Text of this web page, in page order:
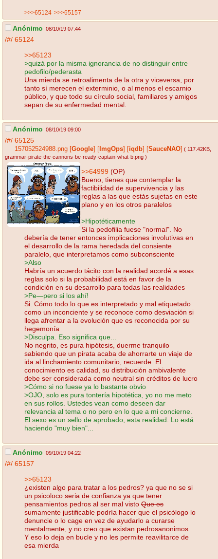
>>>65124 >>>65157
Anónimo 08/10/19 07:44
/#/ 65124
>>65123
>quizá por la misma ignorancia de no distinguir entre
pedofilo/pederasta
Una mierda se retroalimenta de la otra y viceversa, por
tanto sí merecen el exterminio, o al menos el escarnio
público, y que todo su círculo social, familiares y amigos
sepan de su enfermedad mental.
Anónimo 08/10/19 09:00
/#/ 65125
157052524988.png Google ImgOps iqdb SauceNAO ( 117.42KB
grammar-pirate-the-cannons-be-ready-captain-what-b.png )
>>64999 (OP)
Bueno, tienes que contemplar la
factibilidad de supervivencia y las
reglas a las que estás sujetas en este
plano y en los otros paralelos
>Hipotéticamente
Si la pedofilia fuese "normal". No
debería de tener entonces implicaciones involutivas en
el desarrollo de la rama heredada del consiente
paralelo, que interpretamos como subconsciente
>Also
Habría un acuerdo tácito con la realidad acordé a esas
reglas solo si la probabilidad está en favor de la
condición en su desarrollo para todas las realidades
>Pe—pero si los ahí!
Si. Cómo todo lo que es interpretado y mal etiquetado
como un inconciente y se reconoce como desviación si
llega afrentar a la evolución que es reconocida por su
hegemonía
>Disculpa. Eso significa que...
No negrito, es pura hipótesis, duerme tranquilo
sabiendo que un pirata acaba de ahorrarte un viaje de
ida al linchamiento comunitario, recuerde. El
conocimiento es calidad, su distribución ambivalente
debe ser considerada como neutral sin créditos de lucro
>Cómo si no fuese ya lo bastante obvio
>OJO, solo es pura tontería hipotética, yo no me meto
en sus rollos. Ustedes vean como deseen dar
relevancia al tema o no pero en lo que a mi concierne.
El sexo es un sello de aprobado, esta realidad. Lo está
haciendo "muy bien"...
Anónimo 09/10/19 04:22
/#/ 65157
>>65123
¿existen algo para tratar a los pedros? ya que no se si
un psicoloco seria de confianza ya que tener
pensamientos pedros al ser mal visto Que es
sumamente justificable podría hacer que el psicólogo lo
denuncie o lo cage en vez de ayudarlo a curarse
mentalmente, y no creo que existan pedrosanonimos
Y eso lo deja en bucle y no les permite reavilitarce de
esa mierda